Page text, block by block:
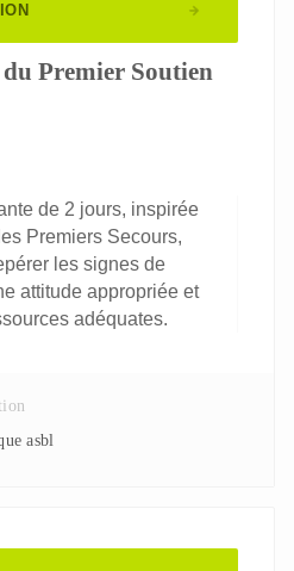
Premier Soutien
de 2 jours, inspirée
Premiers Secours,
les signes de
attitude appropriée et
adéquates.
asbl